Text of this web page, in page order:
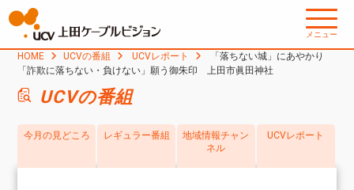
メニュー
HOME UCVの番組 UCVレポート
「落ちない城」にあやかり
「詐欺に落ちない・負けない」願う御朱印 上田市眞田神社
UCVの番組
今月の見どころ レギュラー番組
地域情報チャン
ネル
UCVレポート